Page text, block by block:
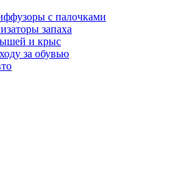
с палочками
запаха
и крыс
за обувью